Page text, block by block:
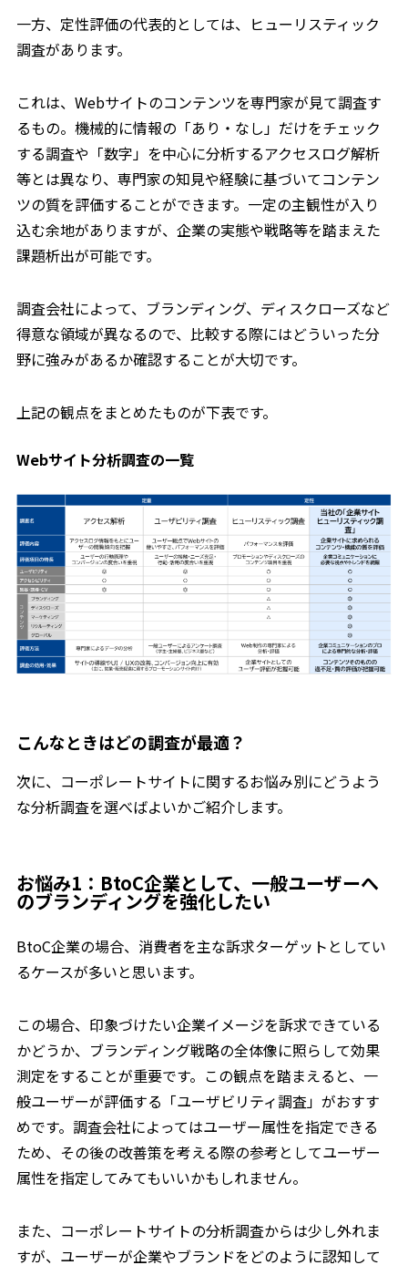
一方、定性評価の代表的としては、ヒューリスティック
調査があります。
これは、Webサイトのコンテンツを専門家が見て調査す
るもの。機械的に情報の「あり・なし」だけをチェック
する調査や「数字」を中心に分析するアクセスログ解析
等とは異なり、専門家の知見や経験に基づいてコンテン
ツの質を評価することができます。一定の主観性が入り
込む余地がありますが、企業の実態や戦略等を踏まえた
課題析出が可能です。
調査会社によって、ブランディング、ディスクローズなど
得意な領域が異なるので、比較する際にはどういった分
野に強みがあるか確認することが大切です。
上記の観点をまとめたものが下表です。
Webサイト分析調査の一覧
こんなときはどの調査が最適？
次に、コーポレートサイトに関するお悩み別にどうよう
な分析調査を選べばよいかご紹介します。
お悩み1：BtoC企業として、一般ユーザーへ
のブランディングを強化したい
BtoC企業の場合、消費者を主な訴求ターゲットとしてい
るケースが多いと思います。
この場合、印象づけたい企業イメージを訴求できている
かどうか、ブランディング戦略の全体像に照らして効果
測定をすることが重要です。この観点を踏まえると、一
般ユーザーが評価する「ユーザビリティ調査」がおすす
めです。調査会社によってはユーザー属性を指定できる
ため、その後の改善策を考える際の参考としてユーザー
属性を指定してみてもいいかもしれません。
また、コーポレートサイトの分析調査からは少し外れま
すが、ユーザーが企業やブランドをどのように認知して